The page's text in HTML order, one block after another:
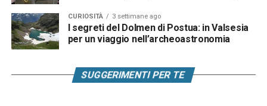
CURIOSITÀ 3 settimane ago
I segreti del Dolmen di Postua: in Valsesia
per un viaggio nell’archeoastronomia
SUGGERIMENTI PER TE